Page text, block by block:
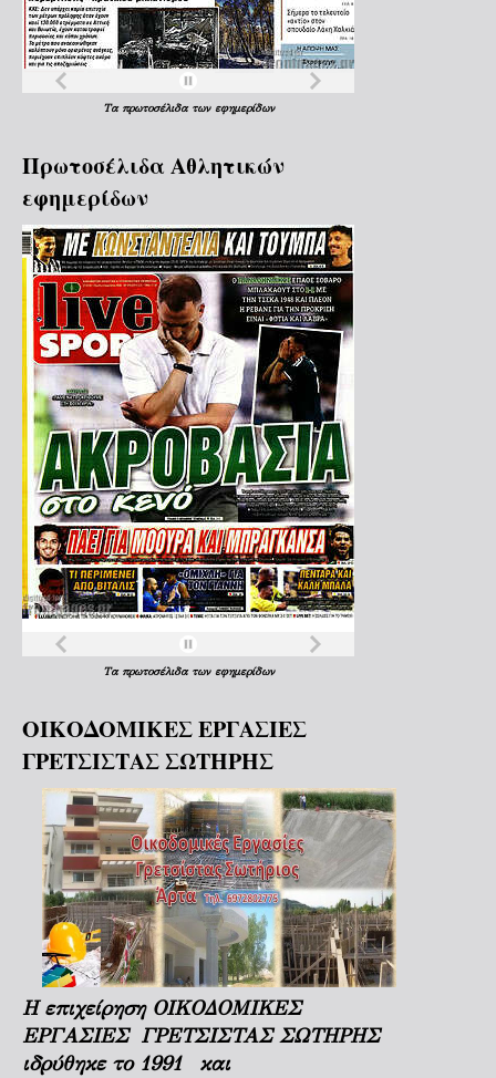
Τα πρωτοσέλιδα των εφημερίδων
Πρωτοσέλιδα Aθλητικών
εφημερίδων
Τα πρωτοσέλιδα των εφημερίδων
ΟΙΚΟΔΟΜΙΚΕΣ ΕΡΓΑΣΙΕΣ
ΓΡΕΤΣΙΣΤΑΣ ΣΩΤΗΡΗΣ
Η επιχείρηση ΟΙΚΟΔΟΜΙΚΕΣ
ΕΡΓΑΣΙΕΣ ΓΡΕΤΣΙΣΤΑΣ ΣΩΤΗΡΗΣ
ιδρύθηκε το 1991 και